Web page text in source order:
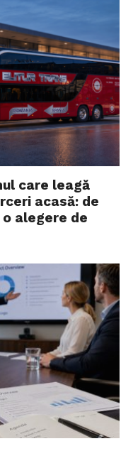
care leagă
acasă: de
alegere de